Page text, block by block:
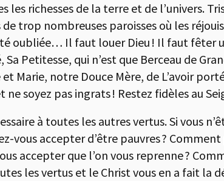
richesses de la terre et de l’univers.
trop nombreuses paroisses où les
oubliée… Il faut louer Dieu ! Il faut fêter
Petitesse, qui n’est que Berceau de
Marie, notre Douce Mère, de L’avoir
soyez pas ingrats ! Restez fidèles au
à toutes les autres vertus. Si vous
vous accepter d’être pauvres ?
accepter que l’on vous reprenne ?
les vertus et le Christ vous en a fait la